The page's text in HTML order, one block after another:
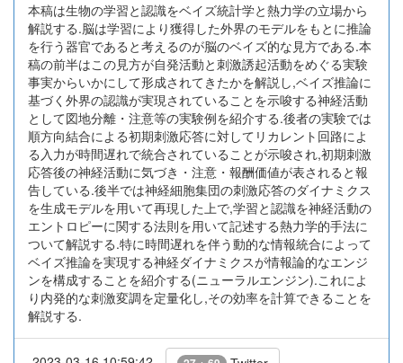
本稿は生物の学習と認識をベイズ統計学と熱力学の立場から
解説する.脳は学習により獲得した外界のモデルをもとに推論
を行う器官であると考えるのが脳のベイズ的な見方である.本
稿の前半はこの見方が自発活動と刺激誘起活動をめぐる実験
事実からいかにして形成されてきたかを解説し,ベイズ推論に
基づく外界の認識が実現されていることを示唆する神経活動
として図地分離・注意等の実験例を紹介する.後者の実験では
順方向結合による初期刺激応答に対してリカレント回路によ
る入力が時間遅れで統合されていることが示唆され,初期刺激
応答後の神経活動に気づき・注意・報酬価値が表されると報
告している.後半では神経細胞集団の刺激応答のダイナミクス
を生成モデルを用いて再現した上で,学習と認識を神経活動の
エントロピーに関する法則を用いて記述する熱力学的手法に
ついて解説する.特に時間遅れを伴う動的な情報統合によって
ベイズ推論を実現する神経ダイナミクスが情報論的なエンジ
ンを構成することを紹介する(ニューラルエンジン).これによ
り内発的な刺激変調を定量化し,その効率を計算できることを
解説する.